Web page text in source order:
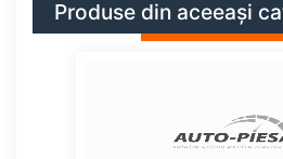
Produse din aceeași